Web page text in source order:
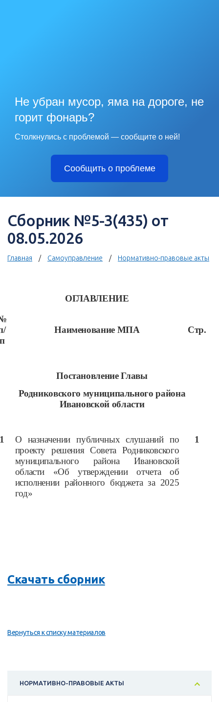
Не убран мусор, яма на дороге, не
горит фонарь?
Столкнулись с проблемой — сообщите о ней!
Сообщить о проблеме
Сборник №5-3(435) от
08.05.2026
Главная Самоуправление Нормативно-правовые акты
ОГЛАВЛЕНИЕ
Наименование МПА Стр.
Постановление Главы
Родниковского муниципального района
Ивановской области
1
О назначении публичных слушаний по
проекту решения Совета Родниковского
муниципального района Ивановской
области «Об утверждении отчета об
исполнении районного бюджета за 2025
год»
1
Скачать сборник
Вернуться к списку материалов
НОРМАТИВНО-ПРАВОВЫЕ АКТЫ